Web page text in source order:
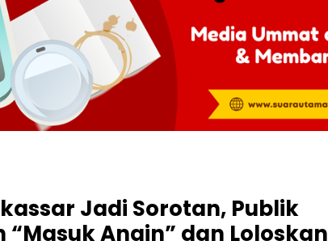
Jadi Sorotan, Publik
Angin” dan Loloskan